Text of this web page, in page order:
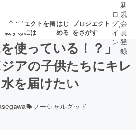
プロジェクトを掲
載するには
はじ
める
プロジェクト
をさがす
の新着プロ
ト
募集終了が近いプ
ロジェクト
ロ
グ
イ
ン
/
新
規
会
員
登
録
を使っている！？」
アの子供たちにキレ
を届けたい
ソーシャルグッド